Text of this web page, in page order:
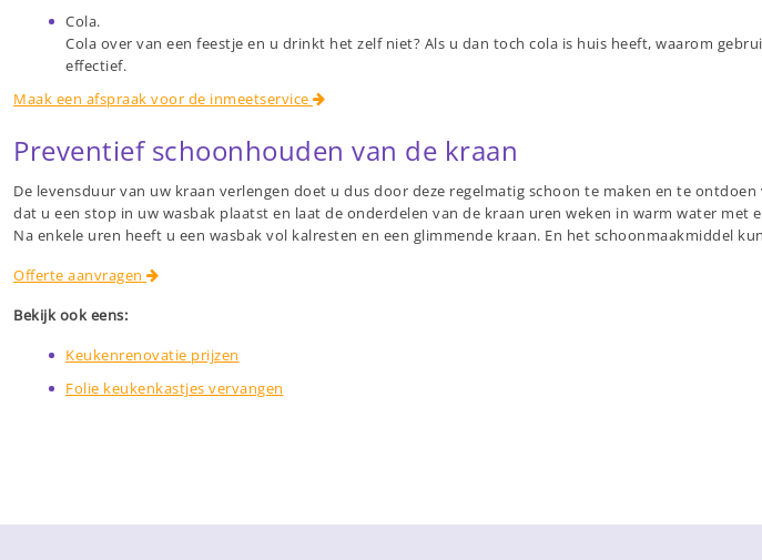
Cola.
Cola over van een feestje en u drinkt het zelf niet? Als u dan toch cola is huis heeft, waarom
effectief.
Maak een afspraak voor de inmeetservice
Preventief schoonhouden van de kraan
De levensduur van uw kraan verlengen doet u dus door deze regelmatig schoon te maken en te
dat u een stop in uw wasbak plaatst en laat de onderdelen van de kraan uren weken in warm water met
Na enkele uren heeft u een wasbak vol kalresten en een glimmende kraan. En het schoonmaakmiddel
Offerte aanvragen
Bekijk ook eens:
Keukenrenovatie prijzen
Folie keukenkastjes vervangen